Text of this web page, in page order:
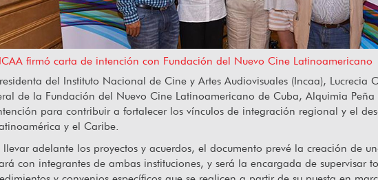
Ha fallecido Orlando Senna “Hablar
firmó carta de intención con Fundación del Nuevo Cine Latinoamericano
del Instituto Nacional de Cine y Artes Audiovisuales (Incaa), Lucrecia
de la Fundación del Nuevo Cine Latinoamericano de Cuba, Alquimia
para contribuir a fortalecer los vínculos de integración regional y el
y el Caribe.
llevar adelante los proyectos y acuerdos, el documento prevé la creación de
con integrantes de ambas instituciones, y será la encargada de supervisar